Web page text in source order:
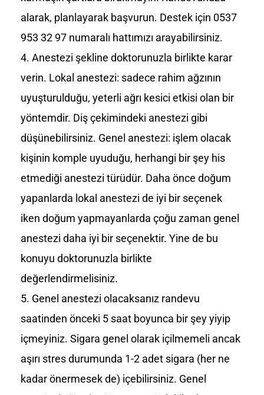
alarak, planlayarak başvurun. Destek için 0537
953 32 97 numaralı hattımızı arayabilirsiniz.
Anestezi şekline doktorunuzla birlikte karar
verin. Lokal anestezi: sadece rahim ağzının
uyuşturulduğu, yeterli ağrı kesici etkisi olan bir
yöntemdir. Diş çekimindeki anestezi gibi
düşünebilirsiniz. Genel anestezi: işlem olacak
kişinin komple uyuduğu, herhangi bir şey his
etmediği anestezi türüdür. Daha önce doğum
yapanlarda lokal anestezi de iyi bir seçenek
iken doğum yapmayanlarda çoğu zaman genel
anestezi daha iyi bir seçenektir. Yine de bu
konuyu doktorunuzla birlikte
değerlendirmelisiniz.
Genel anestezi olacaksanız randevu
saatinden önceki 5 saat boyunca bir şey yiyip
içmeyiniz. Sigara genel olarak içilmemeli ancak
aşırı stres durumunda 1-2 adet sigara (her ne
kadar önermesek de) içebilirsiniz. Genel